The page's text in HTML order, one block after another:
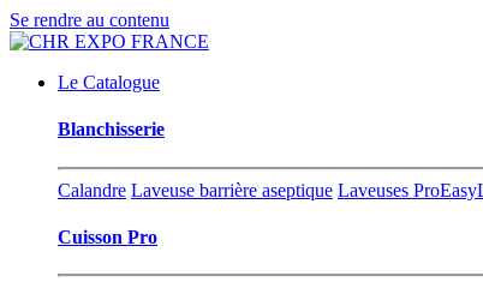
Se rendre au contenu
Le Catalogue
Blanchisserie
Calandre Laveuse barrière aseptique Laveuses
Cuisson Pro